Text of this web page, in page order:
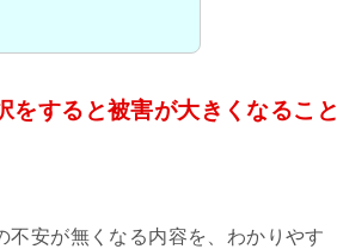
をすると被害が大きくなること
安が無くなる内容を、わかりやす